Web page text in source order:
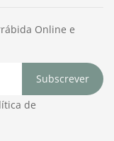
Online e
Subscrever
de